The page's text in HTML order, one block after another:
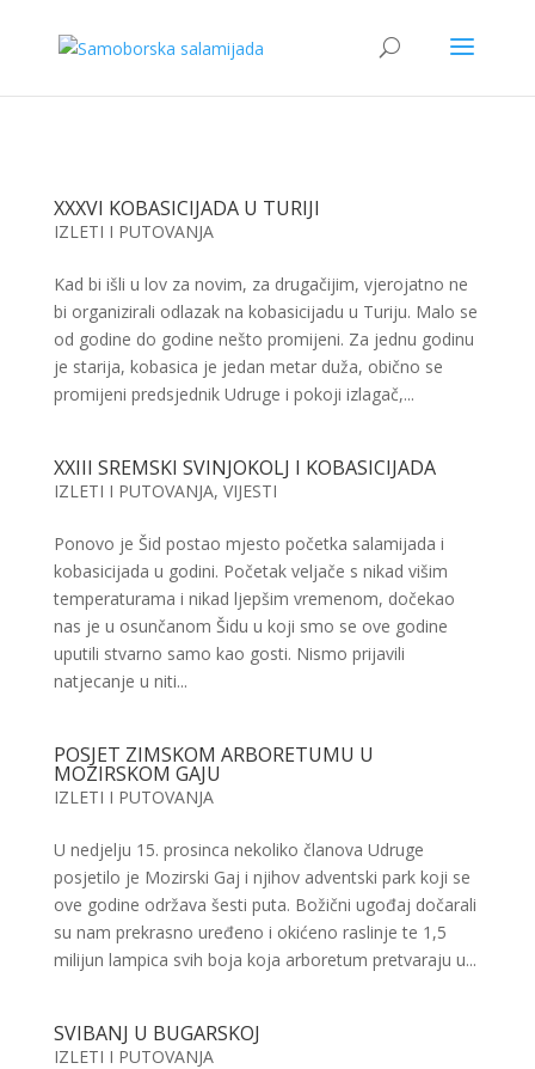
XXXVI KOBASICIJADA U TURIJI
IZLETI I PUTOVANJA
Kad bi išli u lov za novim, za drugačijim, vjerojatno ne
bi organizirali odlazak na kobasicijadu u Turiju. Malo se
od godine do godine nešto promijeni. Za jednu godinu
je starija, kobasica je jedan metar duža, obično se
promijeni predsjednik Udruge i pokoji izlagač,...
XXIII SREMSKI SVINJOKOLJ I KOBASICIJADA
IZLETI I PUTOVANJA, VIJESTI
Ponovo je Šid postao mjesto početka salamijada i
kobasicijada u godini. Početak veljače s nikad višim
temperaturama i nikad ljepšim vremenom, dočekao
nas je u osunčanom Šidu u koji smo se ove godine
uputili stvarno samo kao gosti. Nismo prijavili
natjecanje u niti...
POSJET ZIMSKOM ARBORETUMU U
MOZIRSKOM GAJU
IZLETI I PUTOVANJA
U nedjelju 15. prosinca nekoliko članova Udruge
posjetilo je Mozirski Gaj i njihov adventski park koji se
ove godine održava šesti puta. Božični ugođaj dočarali
su nam prekrasno uređeno i okićeno raslinje te 1,5
milijun lampica svih boja koja arboretum pretvaraju u...
SVIBANJ U BUGARSKOJ
IZLETI I PUTOVANJA